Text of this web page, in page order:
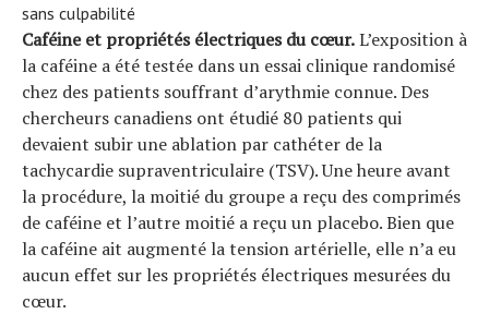
sans culpabilité
Caféine et propriétés électriques du cœur.L’exposition à
la caféine a été testée dans un essai clinique randomisé
chez des patients souffrant d’arythmie connue. Des
chercheurs canadiens ont étudié 80 patients qui
devaient subir une ablation par cathéter de la
tachycardie supraventriculaire (TSV). Une heure avant
la procédure, la moitié du groupe a reçu des comprimés
de caféine et l’autre moitié a reçu un placebo. Bien que
la caféine ait augmenté la tension artérielle, elle n’a eu
aucun effet sur les propriétés électriques mesurées du
cœur.